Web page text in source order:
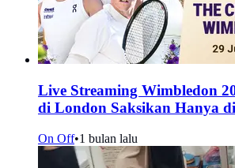
Live Streaming Wimbledon
di London Saksikan Hanya
On Off•1 bulan lalu